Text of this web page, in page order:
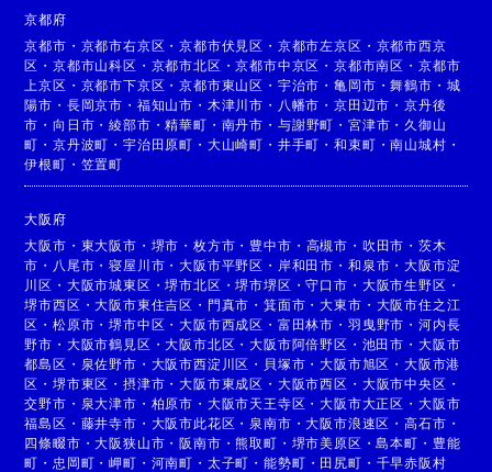
京都府
京都市 ・ 京都市右京区 ・京都市伏見区 ・ 京都市左京区 ・ 京都市西京
区 ・京都市山科区 ・ 京都市北区 ・京都市中京区 ・京都市南区 ・ 京都市
上京区 ・ 京都市下京区 ・京都市東山区 ・ 宇治市 ・亀岡市 ・舞鶴市 ・ 城
陽市 ・ 長岡京市 ・ 福知山市 ・ 木津川市 ・ 八幡市 ・京田辺市 ・京丹後
市 ・向日市 ・綾部市 ・精華町 ・ 南丹市 ・ 与謝野町 ・ 宮津市 ・ 久御山
町 ・京丹波町 ・宇治田原町 ・ 大山崎町 ・ 井手町 ・和束町 ・南山城村 ・
伊根町 ・ 笠置町
大阪府
大阪市 ・ 東大阪市 ・ 堺市 ・枚方市 ・ 豊中市 ・ 高槻市 ・ 吹田市 ・ 茨木
市 ・ 八尾市 ・寝屋川市 ・大阪市平野区 ・ 岸和田市 ・ 和泉市 ・大阪市淀
川区 ・ 大阪市城東区 ・堺市北区 ・堺市堺区 ・守口市 ・ 大阪市生野区 ・
堺市西区 ・大阪市東住吉区 ・ 門真市 ・箕面市 ・大東市 ・ 大阪市住之江
区 ・松原市 ・堺市中区 ・大阪市西成区 ・ 富田林市 ・ 羽曳野市 ・ 河内長
野市 ・ 大阪市鶴見区 ・大阪市北区 ・大阪市阿倍野区 ・ 池田市 ・ 大阪市
都島区 ・ 泉佐野市 ・ 大阪市西淀川区 ・ 貝塚市 ・大阪市旭区 ・大阪市港
区 ・堺市東区 ・摂津市 ・大阪市東成区 ・ 大阪市西区 ・ 大阪市中央区 ・
交野市 ・ 泉大津市 ・ 柏原市 ・ 大阪市天王寺区 ・大阪市大正区 ・ 大阪市
福島区 ・ 藤井寺市 ・ 大阪市此花区 ・ 泉南市 ・大阪市浪速区 ・高石市 ・
四條畷市 ・大阪狭山市 ・阪南市 ・熊取町 ・ 堺市美原区 ・島本町 ・ 豊能
町 ・ 忠岡町 ・岬町 ・ 河南町 ・ 太子町 ・能勢町 ・ 田尻町 ・ 千早赤阪村